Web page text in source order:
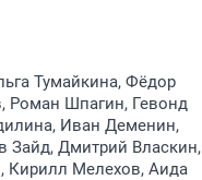
Тумайкина, Фёдор
Роман Шпагин, Гевонд
Иван Деменин,
Зайд, Дмитрий Власкин,
Кирилл Мелехов, Аида